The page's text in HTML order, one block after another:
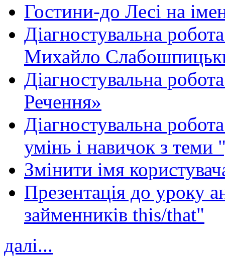
Гостини-до Лесі на
Діагностувальна
Михайло
Діагностувальна
Речення»
Діагностувальна
умінь і навичок з теми
Змінити імя
Презентація до уроку
займенників this/that"
далі...